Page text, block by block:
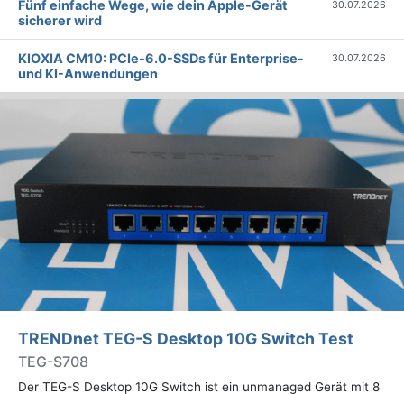
Fünf einfache Wege, wie dein Apple-Gerät
sicherer wird
30.07.2026
KIOXIA CM10: PCIe-6.0-SSDs für Enterprise-
und KI-Anwendungen
30.07.2026
TRENDnet TEG-S Desktop 10G Switch Test
TEG-S708
Der TEG-S Desktop 10G Switch ist ein unmanaged Gerät mit 8